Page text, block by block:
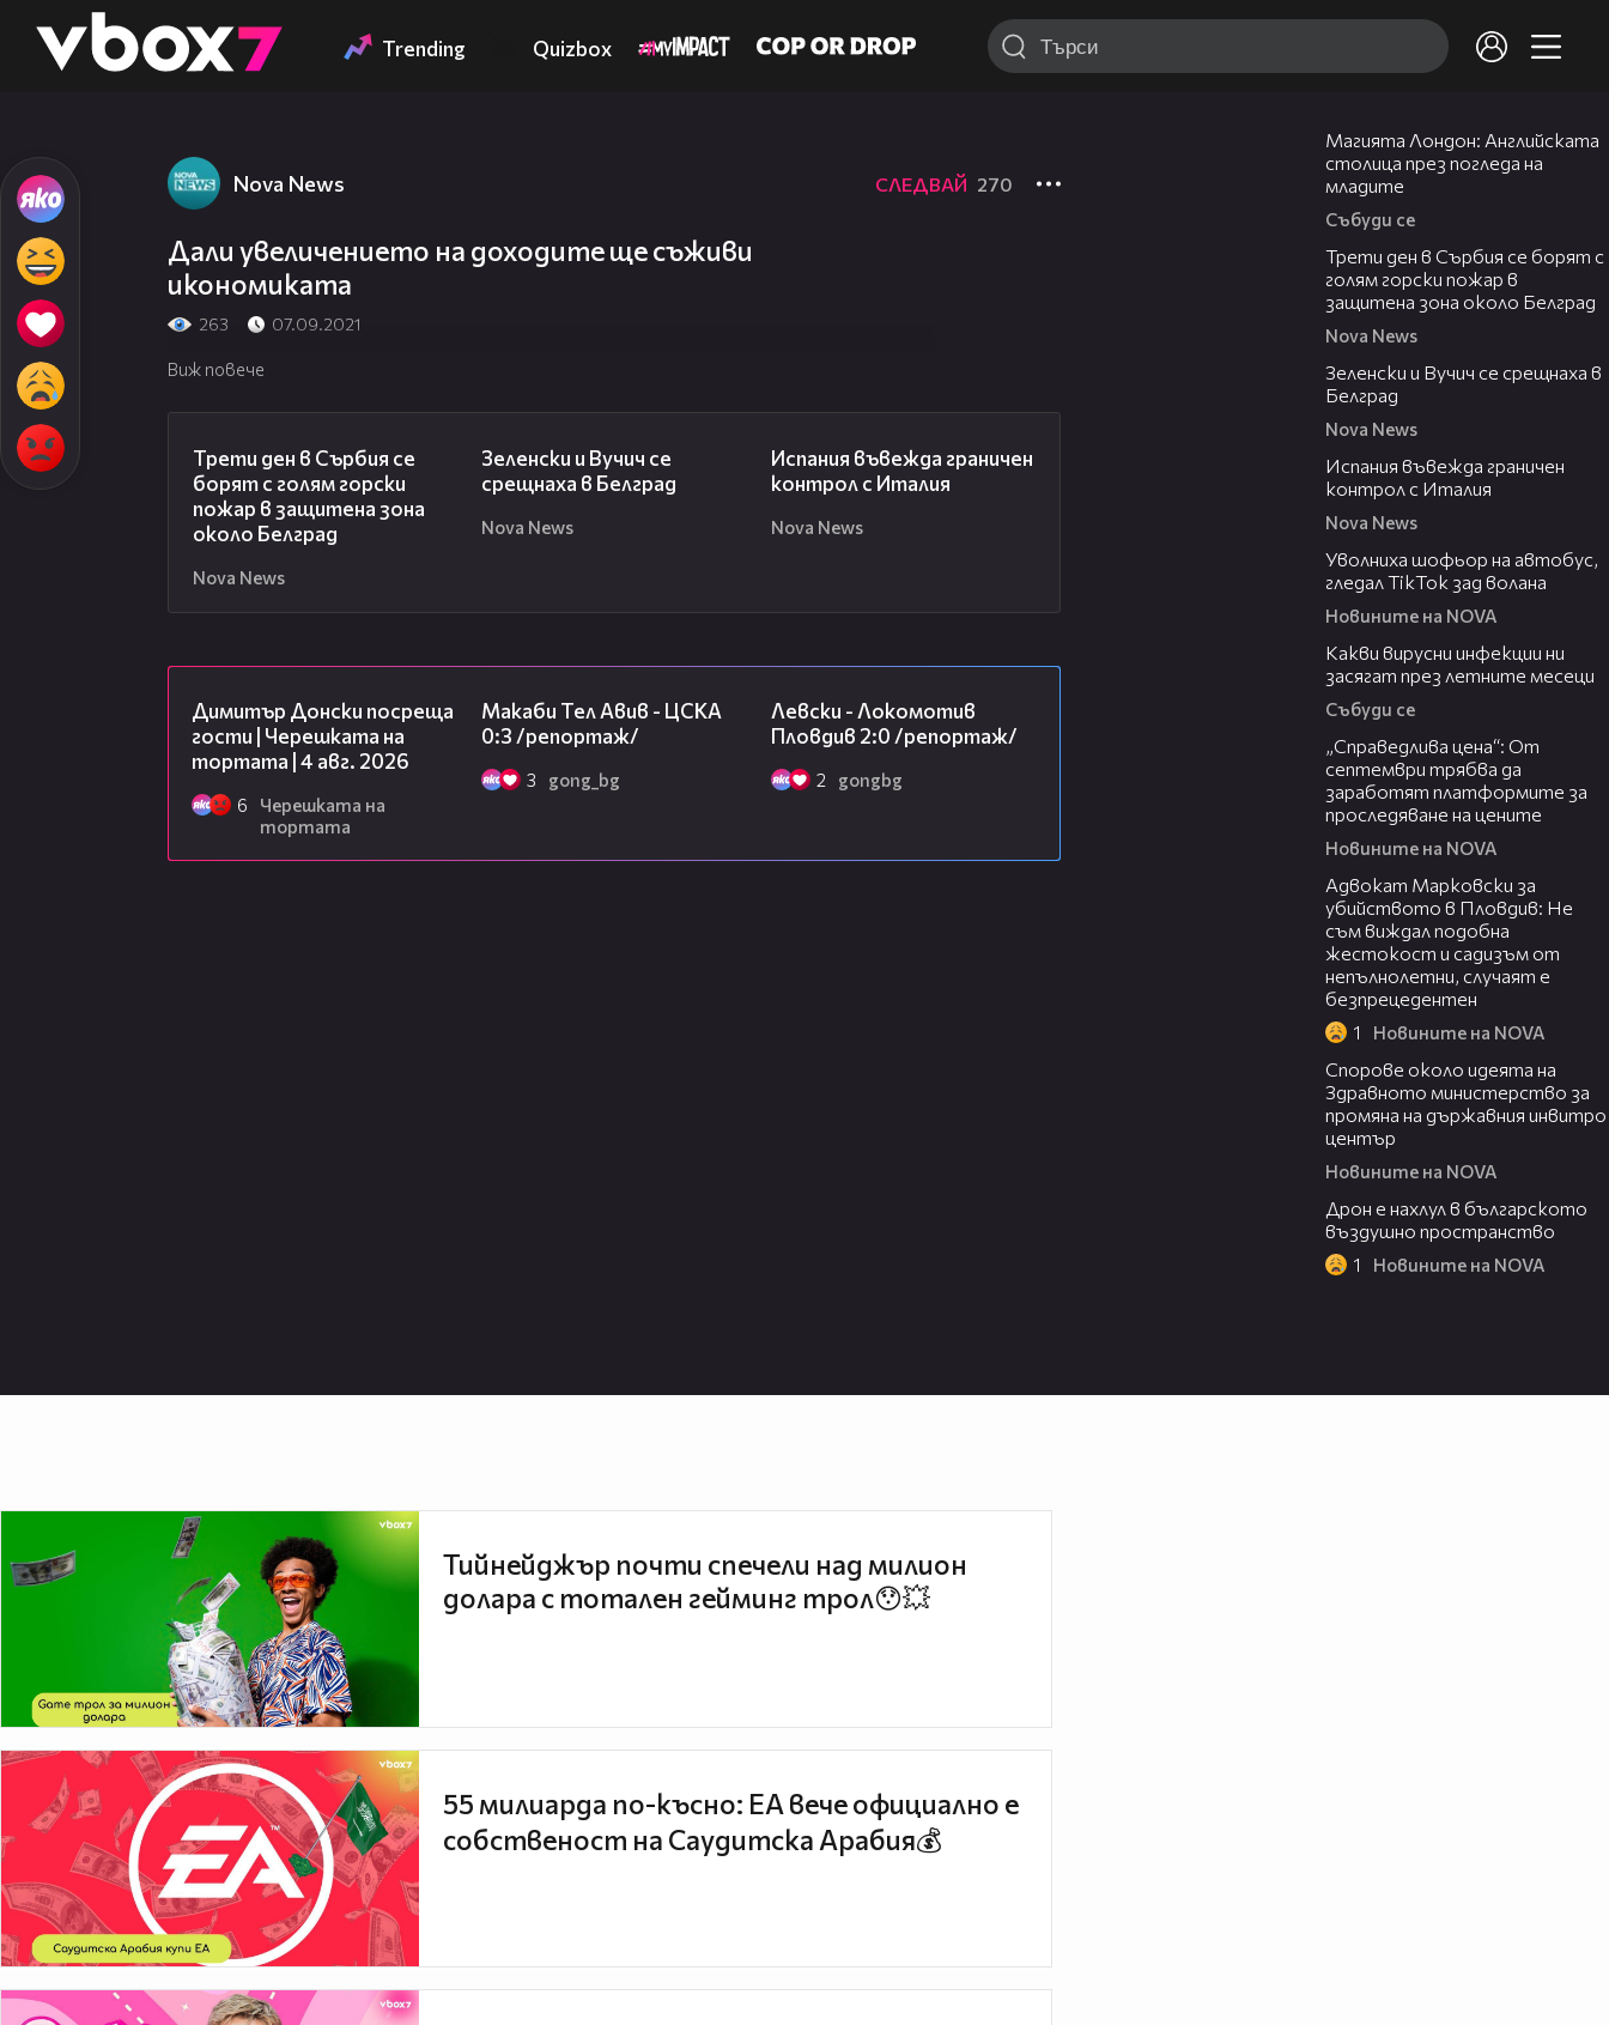
👾 Trending Quizbox
Nova News СЛЕДВАЙ 270
Дали увеличението на доходите ще съживи
икономиката
263 07.09.2021
Виж повече
Трети ден в Сърбия се
борят с голям горски
пожар в защитена зона
около Белград
Nova News
Зеленски и Вучич се
срещнаха в Белград
Nova News
Испания въвежда граничен
контрол с Италия
Nova News
Димитър Донски посреща
гости | Черешката на
тортата | 4 авг. 2026
6
Черешката на
тортата
Макаби Тел Авив - ЦСКА
0:3 /репортаж/
3 gong_bg
Левски - Локомотив
Пловдив 2:0 /репортаж/
2 gongbg
Магията Лондон: Английската
столица през погледа на
младите
Събуди се
Трети ден в Сърбия се борят с
голям горски пожар в
защитена зона около Белград
Nova News
Зеленски и Вучич се срещнаха в
Белград
Nova News
Испания въвежда граничен
контрол с Италия
Nova News
Уволниха шофьор на автобус,
гледал TikTok зад волана
Новините на NOVA
Какви вирусни инфекции ни
засягат през летните месеци
Събуди се
„Справедлива цена“: От
септември трябва да
заработят платформите за
проследяване на цените
Новините на NOVA
Адвокат Марковски за
убийството в Пловдив: Не
съм виждал подобна
жестокост и садизъм от
непълнолетни, случаят е
безпрецедентен
1 Новините на NOVA
Спорове около идеята на
Здравното министерство за
промяна на държавния инвитро
център
Новините на NOVA
Дрон е нахлул в българското
въздушно пространство
1 Новините на NOVA
Тийнейджър почти спечели над милион
долара с тотален гейминг трол😯💥
55 милиарда по-късно: EA вече официално е
собственост на Саудитска Арабия💰